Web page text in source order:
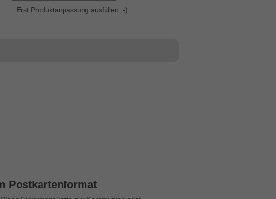
Erst Produktanpassung ausfüllen ;-)
Postkartenformat